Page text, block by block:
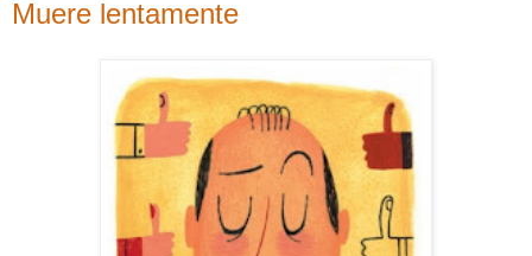
Muere lentamente